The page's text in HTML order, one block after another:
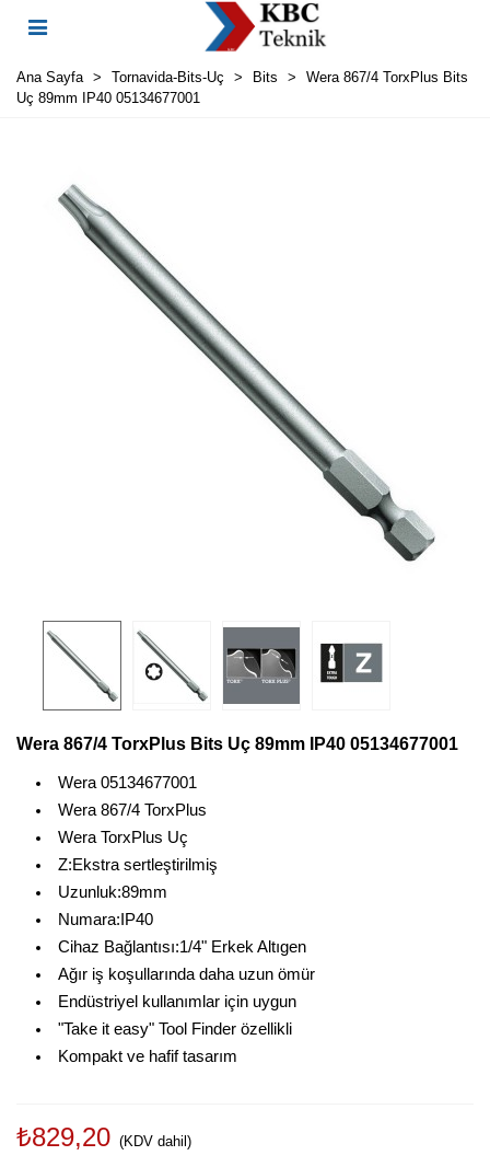
Ana Sayfa > Tornavida-Bits-Uç > Bits >
Wera 867/4 TorxPlus Bits
Uç 89mm IP40 05134677001
Wera 867/4 TorxPlus Bits Uç 89mm IP40 05134677001
Wera 05134677001
Wera 867/4 TorxPlus
Wera TorxPlus Uç
Z:Ekstra sertleştirilmiş
Uzunluk:89mm
Numara:IP40
Cihaz Bağlantısı:1/4" Erkek Altıgen
Ağır iş koşullarında daha uzun ömür
Endüstriyel kullanımlar için uygun
"Take it easy" Tool Finder özellikli
Kompakt ve hafif tasarım
₺829,20 (KDV dahil)